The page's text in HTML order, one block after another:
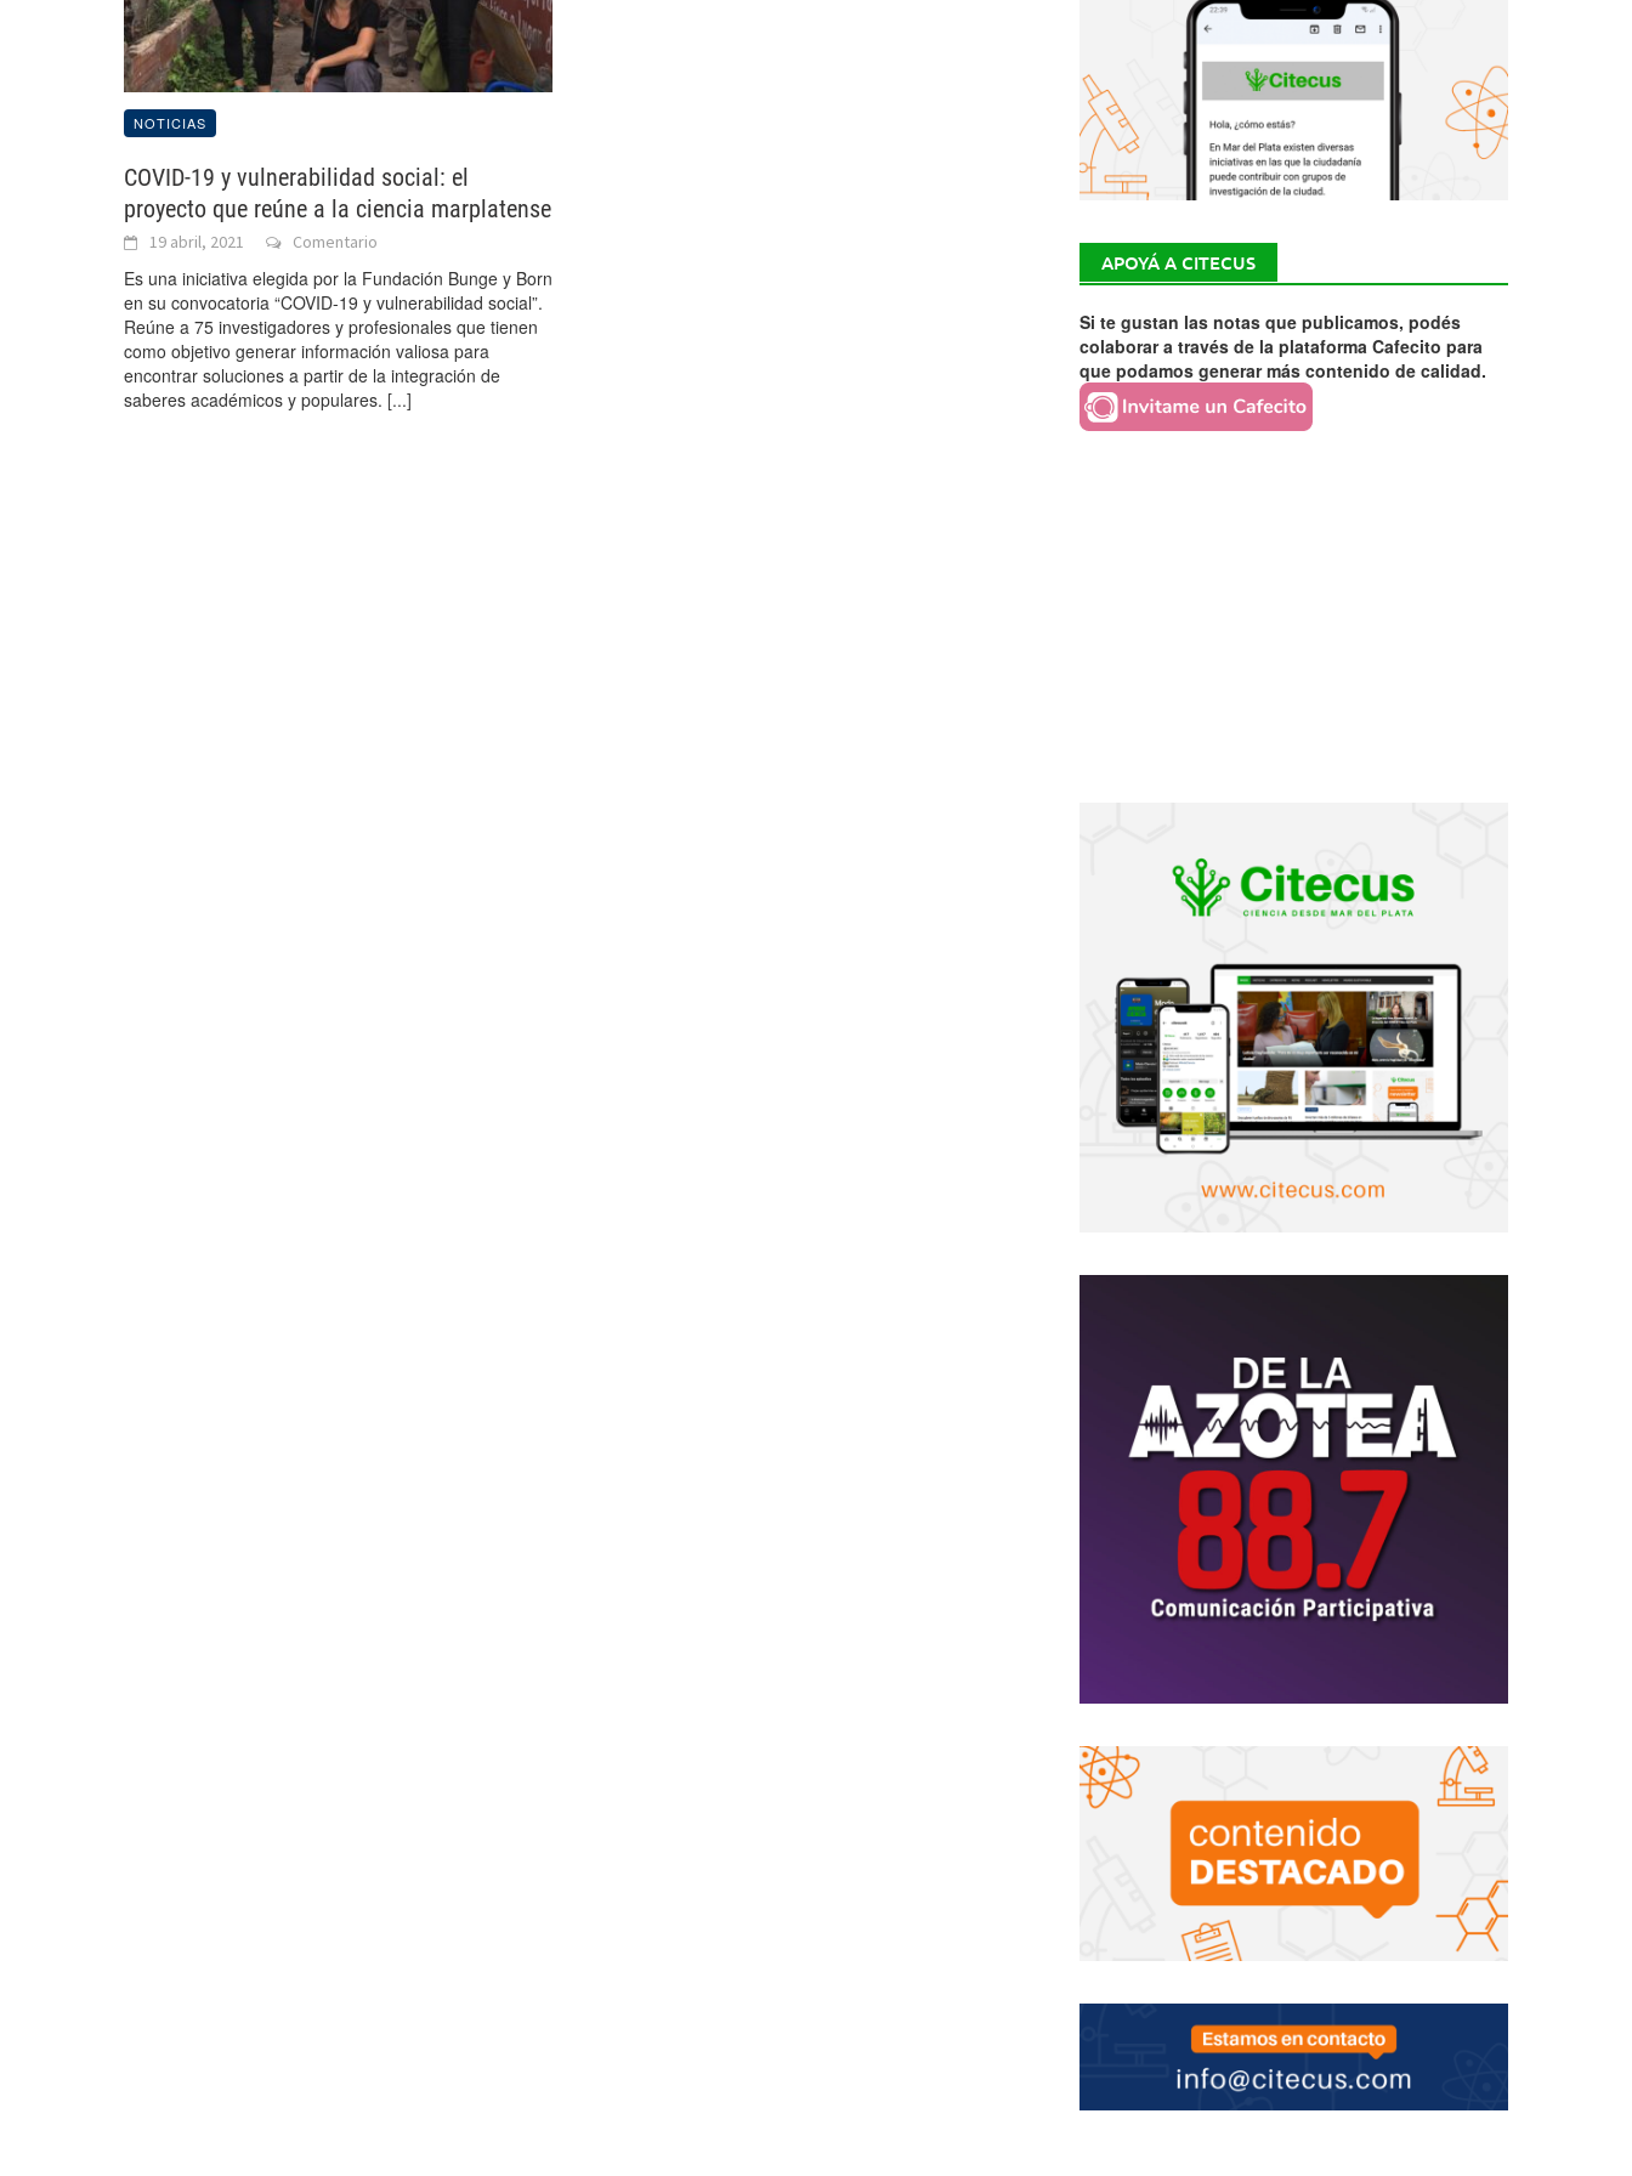
NOTICIAS
COVID-19 y vulnerabilidad social: el
proyecto que reúne a la ciencia marplatense
19 abril, 2021 Comentario
Es una iniciativa elegida por la Fundación Bunge y Born
en su convocatoria “COVID-19 y vulnerabilidad social”.
Reúne a 75 investigadores y profesionales que tienen
como objetivo generar información valiosa para
encontrar soluciones a partir de la integración de
saberes académicos y populares. [...]
APOYÁ A CITECUS
Si te gustan las notas que publicamos, podés
colaborar a través de la plataforma Cafecito para
que podamos generar más contenido de calidad.